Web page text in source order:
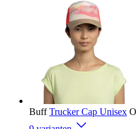
Buff Trucker Cap Unisex